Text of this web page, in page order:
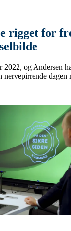
rigget for
2022, og Andersen
nervepirrende dagen